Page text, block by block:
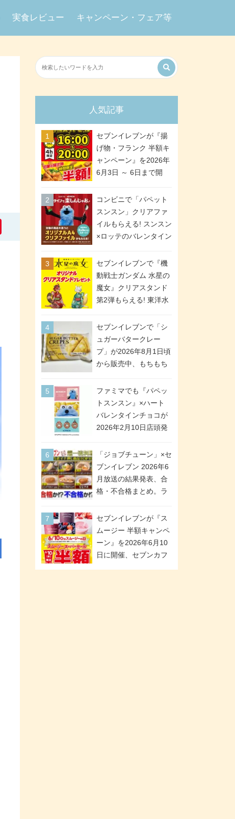
実食レビュー キャンペーン・フェア等
人気記事
セブンイレブンが『揚
げ物・フランク 半額キ
ャンペーン』を2026年
6月3日 ～ 6日まで開
などが「揚げ物スーパ
ーセール」でお得に! 各
日16:00 ～ 20:00の4時
間限定で実施。ななチ
メリカンドッグが税抜
き69円!
コンビニで「パペット
スンスン」クリアファ
イルもらえる! スンスン
×ロッテのバレンタイン
スタート。セブン、フ
ァミマ、ローソンの3社
で異なるデザイン＆対
象商品
セブンイレブンで『機
動戦士ガンダム 水星の
魔女』クリアスタンド
第2弾もらえる! 東洋水
ペーンが2026年5月26
日スタート。浴衣＆た
ぬき・キツネ姿のスレ
ッタ / ミオリネ / グエ
号・5号) / シャディク
ドになって登場!
セブンイレブンで「シ
ュガーバタークレー
プ」が2026年8月1日頃
から販売中、もちもち
シュガー＆バターをレ
ンジアップで手軽に楽
しめる冷凍食品。2個入
り
ファミマでも『パペッ
トスンスン』×ハート
バレンタインチョコが
2026年2月10日店頭発
チョコ」「チョコ缶」
「ツインギフト」が登
場
「ジョブチューン」×セ
ブンイレブン 2026年6
月放送の結果発表、合
格・不合格まとめ。ラ
合格「金のハンバー
グ」。満場一致合格数
は6商品、合格数は2商
品。TVerでの見逃し配
セブンイレブンが『ス
ムージー 半額キャンペ
ーン』を2026年6月10
日に開催、セブンカフ